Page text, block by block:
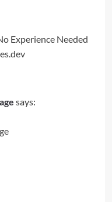
Experience Needed
says: